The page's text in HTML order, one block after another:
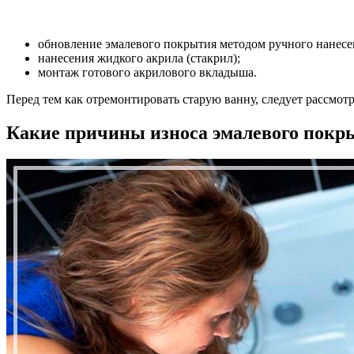
обновление эмалевого покрытия методом ручного
нанесения жидкого акрила (стакрил);
монтаж готового акрилового вкладыша.
Перед тем как отремонтировать старую ванну, следует
Какие причины износа эмалевого